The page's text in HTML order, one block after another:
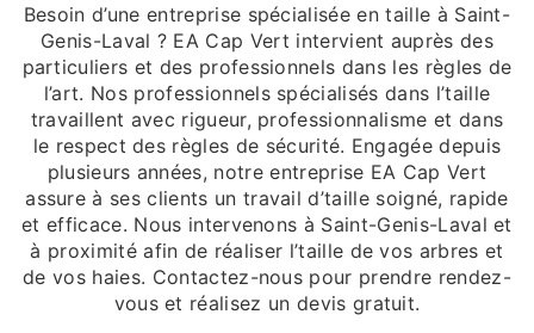
Besoin d’une entreprise spécialisée en taille à Saint-
Genis-Laval ? EA Cap Vert intervient auprès des
particuliers et des professionnels dans les règles de
l’art. Nos professionnels spécialisés dans l’taille
travaillent avec rigueur, professionnalisme et dans
le respect des règles de sécurité. Engagée depuis
plusieurs années, notre entreprise EA Cap Vert
assure à ses clients un travail d’taille soigné, rapide
et efficace. Nous intervenons à Saint-Genis-Laval et
à proximité afin de réaliser l’taille de vos arbres et
de vos haies. Contactez-nous pour prendre rendez-
vous et réalisez un devis gratuit.